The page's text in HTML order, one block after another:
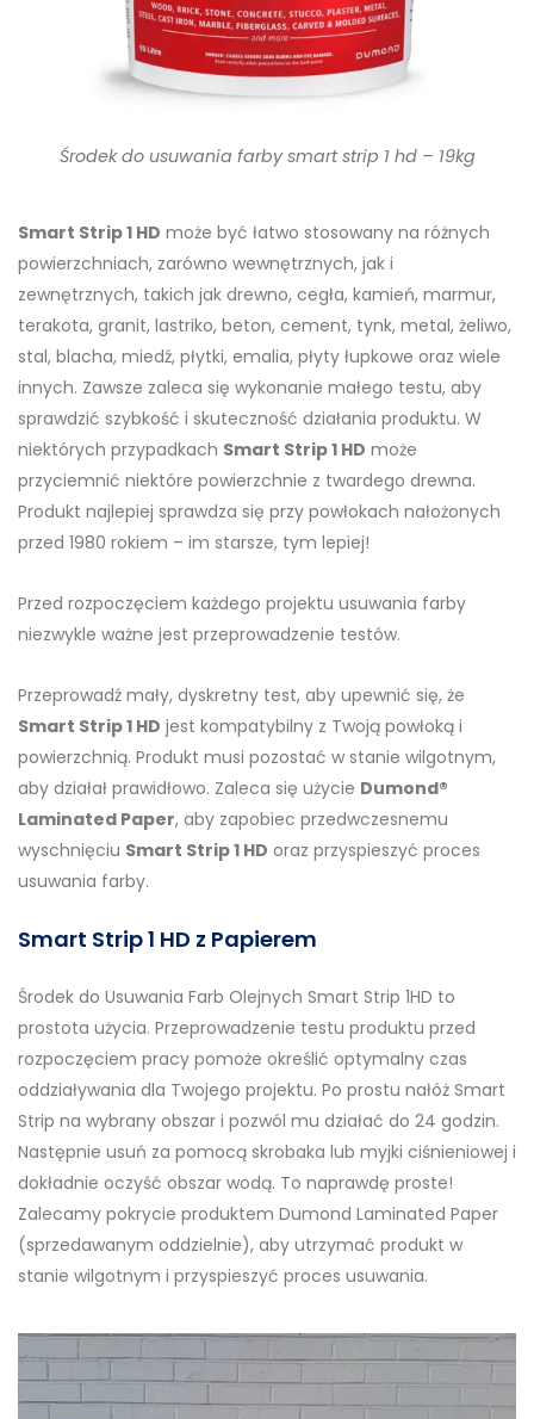
Środek do usuwania farby smart strip 1 hd – 19kg
Smart Strip 1 HD może być łatwo stosowany na różnych
powierzchniach, zarówno wewnętrznych, jak i
zewnętrznych, takich jak drewno, cegła, kamień, marmur,
terakota, granit, lastriko, beton, cement, tynk, metal, żeliwo,
stal, blacha, miedź, płytki, emalia, płyty łupkowe oraz wiele
innych. Zawsze zaleca się wykonanie małego testu, aby
sprawdzić szybkość i skuteczność działania produktu. W
niektórych przypadkach Smart Strip 1 HD może
przyciemnić niektóre powierzchnie z twardego drewna.
Produkt najlepiej sprawdza się przy powłokach nałożonych
przed 1980 rokiem – im starsze, tym lepiej!
Przed rozpoczęciem każdego projektu usuwania farby
niezwykle ważne jest przeprowadzenie testów.
Przeprowadź mały, dyskretny test, aby upewnić się, że
Smart Strip 1 HD jest kompatybilny z Twoją powłoką i
powierzchnią. Produkt musi pozostać w stanie wilgotnym,
aby działał prawidłowo. Zaleca się użycie Dumond®
Laminated Paper, aby zapobiec przedwczesnemu
wyschnięciu Smart Strip 1 HD oraz przyspieszyć proces
usuwania farby.
Smart Strip 1 HD z Papierem
Środek do Usuwania Farb Olejnych Smart Strip 1HD to
prostota użycia. Przeprowadzenie testu produktu przed
rozpoczęciem pracy pomoże określić optymalny czas
oddziaływania dla Twojego projektu. Po prostu nałóż Smart
Strip na wybrany obszar i pozwól mu działać do 24 godzin.
Następnie usuń za pomocą skrobaka lub myjki ciśnieniowej i
dokładnie oczyść obszar wodą. To naprawdę proste!
Zalecamy pokrycie produktem Dumond Laminated Paper
(sprzedawanym oddzielnie), aby utrzymać produkt w
stanie wilgotnym i przyspieszyć proces usuwania.